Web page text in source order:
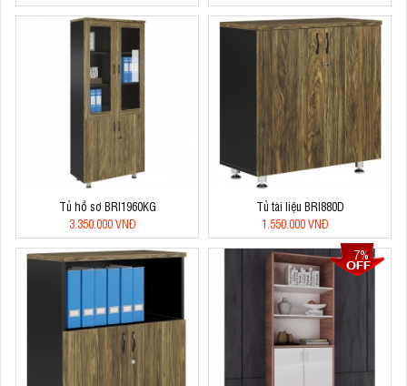
Tủ hồ sơ BRI1960KG
3.350.000 VNĐ
Tủ tài liệu BRI880D
1.550.000 VNĐ
7%